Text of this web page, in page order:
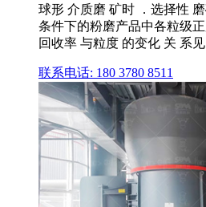
球形 介质磨 矿时 ．选择性
条件下的粉磨产品中各粒级
回收率 与粒度 的变化 关 系
联系电话: 180 3780 8511